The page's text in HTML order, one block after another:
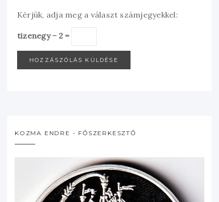
Kérjük, adja meg a választ számjegyekkel:
tizenegy − 2 =
KOZMA ENDRE - FŐSZERKESZTŐ